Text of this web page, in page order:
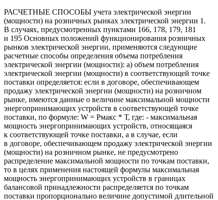
РАСЧЕТНЫЕ СПОСОБЫ учета электрической энергии
(мощности) на розничных рынках электрической энергии 1.
В случаях, предусмотренных пунктами 166, 178, 179, 181
и 195 Основных положений функционирования розничных
рынков электрической энергии, применяются следующие
расчетные способы определения объема потребления
электрической энергии (мощности): а) объем потребления
электрической энергии (мощности) в соответствующей точке
поставки определяется: если в договоре, обеспечивающем
продажу электрической энергии (мощности) на розничном
рынке, имеются данные о величине максимальной мощности
энергопринимающих устройств в соответствующей точке
поставки, по формуле: W = Pмакс * Т, где: - максимальная
мощность энергопринимающих устройств, относящаяся
к соответствующей точке поставки, а в случае, если
в договоре, обеспечивающем продажу электрической энергии
(мощности) на розничном рынке, не предусмотрено
распределение максимальной мощности по точкам поставки,
то в целях применения настоящей формулы максимальная
мощность энергопринимающих устройств в границах
балансовой принадлежности распределяется по точкам
поставки пропорционально величине допустимой длительной